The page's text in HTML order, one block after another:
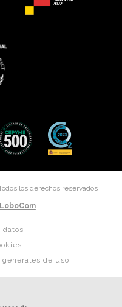
los derechos reservados
LoboCom
datos
de uso